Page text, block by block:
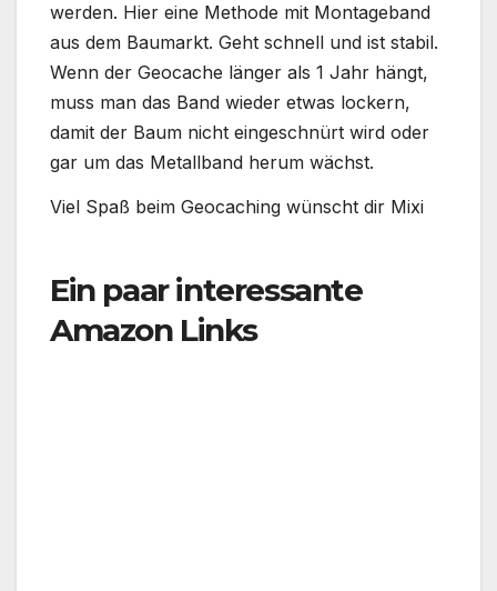
werden. Hier eine Methode mit Montageband
aus dem Baumarkt. Geht schnell und ist stabil.
Wenn der Geocache länger als 1 Jahr hängt,
muss man das Band wieder etwas lockern,
damit der Baum nicht eingeschnürt wird oder
gar um das Metallband herum wächst.
Viel Spaß beim Geocaching wünscht dir Mixi
Ein paar interessante
Amazon Links